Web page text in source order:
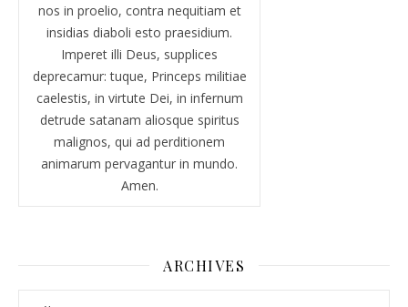
nos in proelio, contra nequitiam et
insidias diaboli esto praesidium.
Imperet illi Deus, supplices
deprecamur: tuque, Princeps militiae
caelestis, in virtute Dei, in infernum
detrude satanam aliosque spiritus
malignos, qui ad perditionem
animarum pervagantur in mundo.
Amen.
ARCHIVES